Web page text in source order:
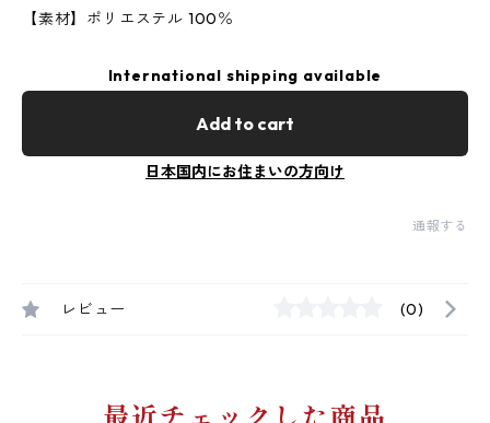
【素材】ポリエステル 100％
International shipping available
Add to cart
日本国内にお住まいの方向け
通報する
レビュー (0)